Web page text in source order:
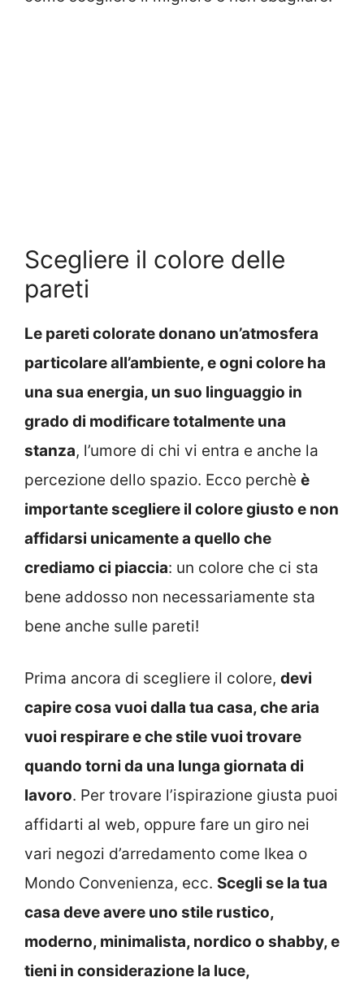
Scegliere il colore delle
pareti
Le pareti colorate donano un’atmosfera
particolare all’ambiente, e ogni colore ha
una sua energia, un suo linguaggio in
grado di modificare totalmente una
stanza, l’umore di chi vi entra e anche la
percezione dello spazio. Ecco perchè è
importante scegliere il colore giusto e non
affidarsi unicamente a quello che
crediamo ci piaccia: un colore che ci sta
bene addosso non necessariamente sta
bene anche sulle pareti!
Prima ancora di scegliere il colore, devi
capire cosa vuoi dalla tua casa, che aria
vuoi respirare e che stile vuoi trovare
quando torni da una lunga giornata di
lavoro. Per trovare l’ispirazione giusta puoi
affidarti al web, oppure fare un giro nei
vari negozi d’arredamento come Ikea o
Mondo Convenienza, ecc. Scegli se la tua
casa deve avere uno stile rustico,
moderno, minimalista, nordico o shabby, e
tieni in considerazione la luce,